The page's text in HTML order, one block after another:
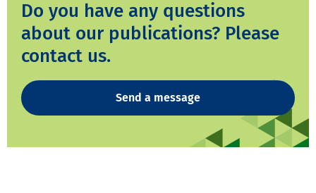
Do you have any questions
about our publications? Please
contact us.
Send a message